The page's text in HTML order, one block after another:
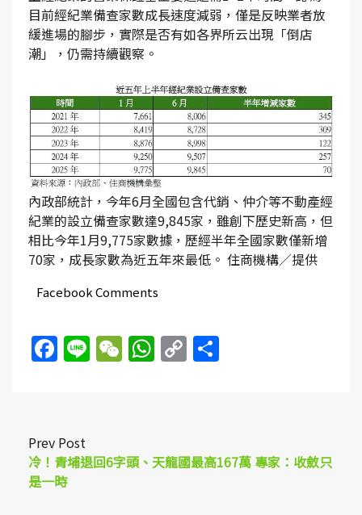
目前經紀業備查家數成長速度減弱，僅是反映業者放
緩進場的腳步，實際是否有如各界所云出現「倒店
潮」，仍需持續觀察。
內政部統計，今年6月全國包含代銷、仲介等不動產經
紀業的設立備查家數達9,845家，雖創下歷史新高，但
相比今年1月9,775家數據，歷經半年全國家數僅新增
70家，成長家數為近五年來最低。 住商機構／提供
Facebook Comments
Facebook
LineWeChat
WhatsApp
Copy
Link
Prev Post
冷！青埔退回6字頭、天龍國最高167萬 專家：收斂只
是一時